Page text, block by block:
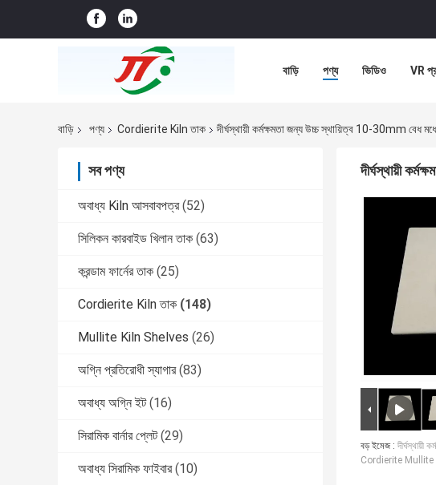
বাড়ি পণ্য ভিডিও VR
বাড়ি পণ্য Cordierite Kiln তাক দীর্ঘস্থায়ী কর্মক্ষমতা জন্য উচ্চ স্থায়িত্ব 10-30mm
সব পণ্য
অবাধ্য Kiln আসবাবপত্র (52)
সিলিকন কারবাইড খিলান তাক (63)
করন্ডাম ফার্নের তাক (25)
Cordierite Kiln তাক (148)
Mullite Kiln Shelves (26)
অগ্নি প্রতিরোধী স্যাগার (83)
অবাধ্য অগ্নি ইট (16)
সিরামিক বার্নার প্লেট (29)
অবাধ্য সিরামিক ফাইবার (10)
দীর্ঘস্থায়ী
বড় ইমেজ :
Cordierite Mullite